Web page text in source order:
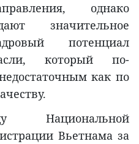
однако
значительное
потенциал
который по-
как по
Национальной
Вьетнама за